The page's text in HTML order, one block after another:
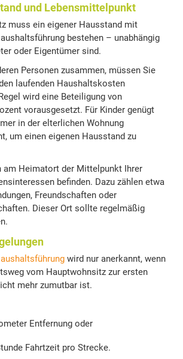
und Lebensmittelpunkt
muss ein eigener Hausstand mit
bestehen – unabhängig
oder Eigentümer sind.
Personen zusammen, müssen Sie
laufenden Haushaltskosten
wird eine Beteiligung von
vorausgesetzt. Für Kinder genügt
in der elterlichen Wohnung
um einen eigenen Hausstand zu
am Heimatort der Mittelpunkt Ihrer
befinden. Dazu zählen etwa
Freundschaften oder
Dieser Ort sollte regelmäßig
wird nur anerkannt, wenn
vom Hauptwohnsitz zur ersten
mehr zumutbar ist.
Entfernung oder
Fahrtzeit pro Strecke.